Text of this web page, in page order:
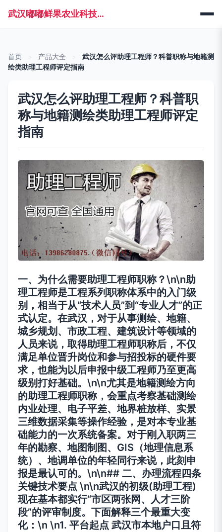
武汉嘟嘟鲜果农业科技有限公司
首页 产品大全
武汉怎么评助理工程师？科普职称与地籍测
绘类助理工程师评定指南
武汉怎么评助理工程师？科普职
称与地籍测绘类助理工程师评定
指南
一、为什么需要助理工程师职称？\n\n助
理工程师是工程系列职称体系中的入门级
别，相当于从“技术人员”到“专业人才”的正
式认定。在武汉，对于从事测绘、地籍、
城乡规划、市政工程、建筑设计等领域的
人员来说，取得助理工程师职称后，不仅
满足单位晋升岗位和参与招投标的硬件要
求，也能为以后申报中级工程师乃至更高
级别打好基础。\n\n尤其是地籍测绘方向
的助理工程师职称，会重点考察基础测绘
内业处理、电子平差、地界桩放样、实景
三维数据采集等操作经验，是对本专业基
础能力的一次系统备案。对于刚入职两三
年的勘察、地图制图、GIS（地理信息系
统）、地调单位的年轻同行来说，此刻申
报是最认可的。\n\n## 二、办理流程四条
关键技术要点 \n\n武汉的初级(助理工程)
现在基本都实行“市区两张网、人才三阶
段”的评审制度。下面解释三个最重大变
化：\n \n1. 平台起点 武汉市本地户口且符